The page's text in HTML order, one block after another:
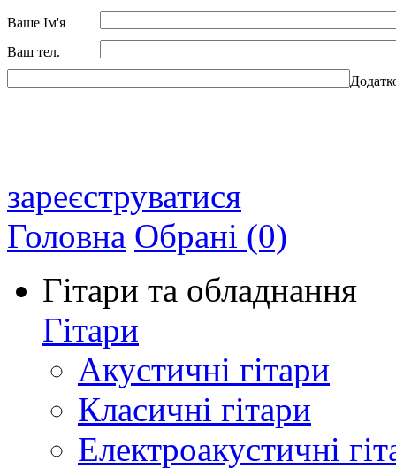
Ваше Ім'я
Ваш тел.
зареєструватися
Головна Обрані (0)
Гітари та обладнання
Гітари
Акустичні гітари
Класичні гітари
Електроакустичні